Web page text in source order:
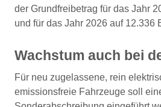
der Grundfreibetrag für das Jahr
und für das Jahr 2026 auf 12.336
Wachstum auch bei
Für neu zugelassene, rein
emissionsfreie Fahrzeuge soll